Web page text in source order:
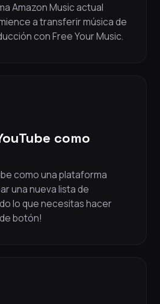
Amazon Music actual
a transferir música de
con Free Your Music.
como
como una plataforma
una nueva lista de
lo que necesitas hacer
botón!